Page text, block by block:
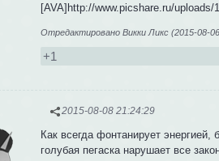
[AVA]http://www.picshare.ru/
Отредактировано Викки Ликс (2015-08-
+1
2015-08-08 21:24:29
Как всегда фонтанирует
голубая пегаска нарушает все